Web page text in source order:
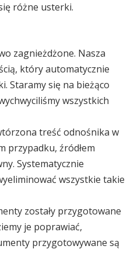
różne usterki.
zagnieżdżone. Nasza
który automatycznie
Staramy się na bieżąco
wszystkich
treść odnośnika w
przypadku, źródłem
Systematycznie
wszystkie takie
zostały przygotowane
je poprawiać,
przygotowywane są